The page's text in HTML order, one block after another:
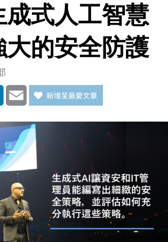
成式人工智慧
大的安全防護
LinkedIn
Email